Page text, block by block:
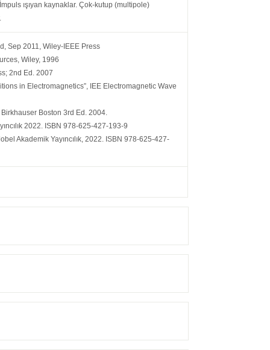
ışıyan kaynaklar. Çok-kutup (multipole)
Sep 2011, Wiley-IEEE Press
Wiley, 1996
2nd Ed. 2007
in Electromagnetics”, IEE Electromagnetic Wave
Boston 3rd Ed. 2004.
2022. ISBN 978-625-427-193-9
Akademik Yayıncılık, 2022. ISBN 978-625-427-